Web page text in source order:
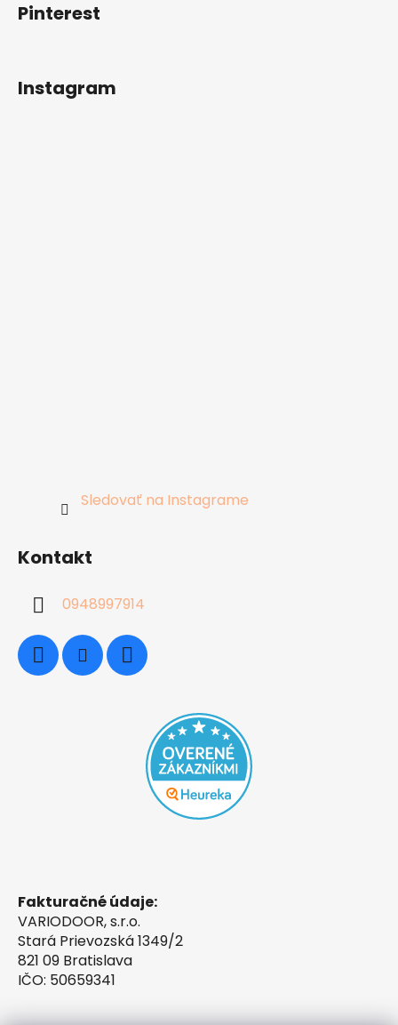
Pinterest
Instagram
Sledovať na Instagrame
Kontakt
0948997914
Fakturačné údaje:
VARIODOOR, s.r.o.
Stará Prievozská 1349/2
821 09 Bratislava
IČO: 50659341